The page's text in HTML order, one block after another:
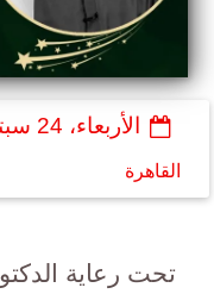
الأربعاء، 24 سبتمبر 2025
القاهرة
تحت رعاية